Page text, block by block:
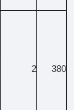
380
2